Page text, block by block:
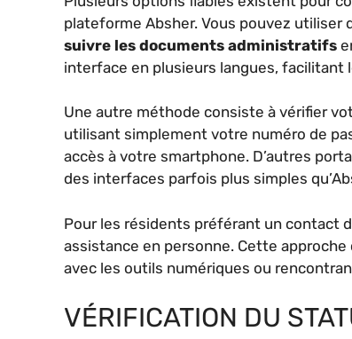
plateforme Absher. Vous pouvez utiliser
suivre les documents administratifs
interface en plusieurs langues, facilitant
Une autre méthode consiste à vérifier
utilisant simplement votre numéro de
accès à votre smartphone. D’autres
des interfaces parfois plus simples
Pour les résidents préférant un contact
assistance en personne. Cette
avec les outils numériques ou
VÉRIFICATION DU